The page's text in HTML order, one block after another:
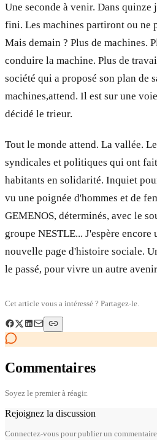
Une seconde à venir. Dans quinze
fini. Les machines partiront ou ne
Mais demain ? Plus de machines.
conduire la machine. Plus de
société qui a proposé son plan de
machines,attend. Il est sur une
décidé le trieur.
Tout le monde attend. La vallée.
syndicales et politiques qui ont
habitants en solidarité. Inquiet
vu une poignée d'hommes et de
GEMENOS, déterminés, avec le
groupe NESTLE... J'espère encore
nouvelle page d'histoire sociale.
le passé, pour vivre un autre
Cet article vous a intéressé ? Partagez-le.
Commentaires
Soyez le premier à réagir.
Rejoignez la discussion
Connectez-vous pour publier un commentaire.